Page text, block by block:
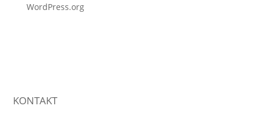
WordPress.org
KONTAKT